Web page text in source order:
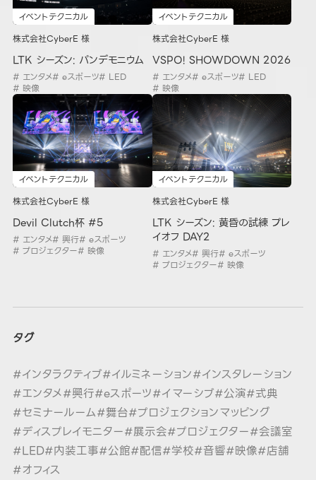
イベントテクニカル
株式会社CyberE 様
LTK シーズン: パンデモニウム
# エンタメ# eスポーツ# LED
# 映像
イベントテクニカル
株式会社CyberE 様
VSPO! SHOWDOWN 2026
# エンタメ# eスポーツ# LED
# 映像
イベントテクニカル
株式会社CyberE 様
Devil Clutch杯 #5
# エンタメ# 興行# eスポーツ
# プロジェクター# 映像
イベントテクニカル
株式会社CyberE 様
LTK シーズン: 黄昏の試練 プレ
イオフ DAY2
# エンタメ# 興行# eスポーツ
# プロジェクター# 映像
タグ
#インタラクティブ#イルミネーション#インスタレーション
#エンタメ#興行#eスポーツ#イマーシブ#公演#式典
#セミナールーム#舞台#プロジェクションマッピング
#ディスプレイモニター#展示会#プロジェクター#会議室
#LED#内装工事#公館#配信#学校#音響#映像#店舗
#オフィス